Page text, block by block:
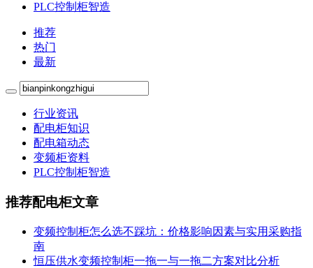
PLC控制柜智造
推荐
热门
最新
行业资讯
配电柜知识
配电箱动态
变频柜资料
PLC控制柜智造
推荐配电柜文章
变频控制柜怎么选不踩坑：价格影响因素与实用采购指
南
恒压供水变频控制柜一拖一与一拖二方案对比分析